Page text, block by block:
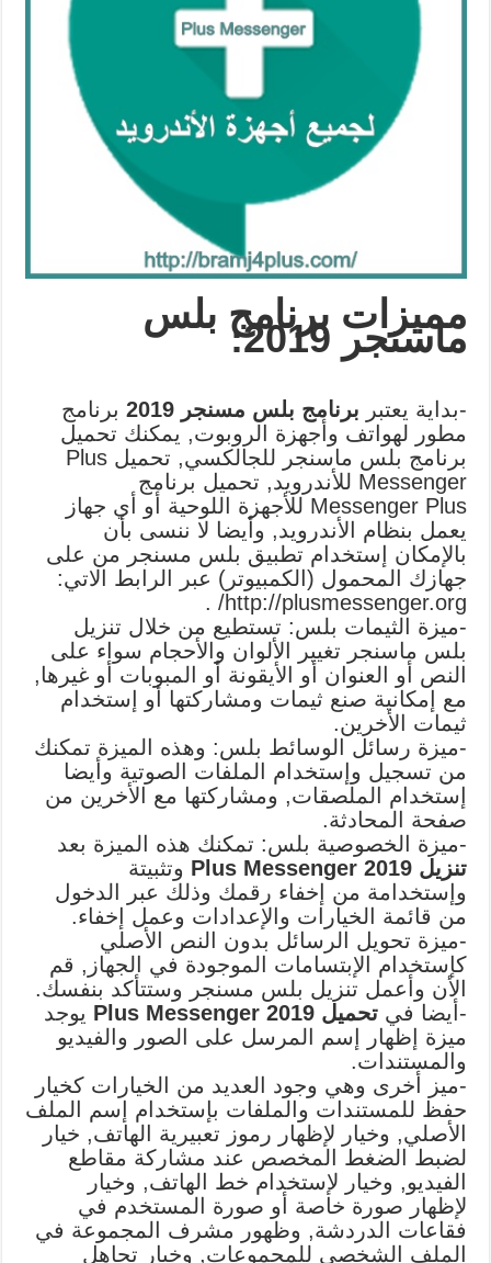
مميزات برنامج بلس
ماسنجر 2019:
-بداية يعتبر برنامج بلس مسنجر 2019
برنامج
مطور لهواتف وأجهزة الروبوت, يمكنك تحميل
برنامج بلس ماسنجر للجالكسي, تحميل Plus
Messenger للأندرويد, تحميل برنامج
Messenger Plus للأجهزة اللوحية أو أي جهاز
يعمل بنظام الأندرويد, وأيضا لا ننسى بأن
بالإمكان إستخدام تطبيق بلس مسنجر من على
جهازك المحمول (الكمبيوتر) عبر الرابط الاتي:
http://plusmessenger.org/ .
-ميزة الثيمات بلس: تستطيع من خلال تنزيل
بلس ماسنجر تغيير الألوان والأحجام سواء على
النص أو العنوان أو الأيقونة أو المبوبات أو غيرها,
مع إمكانية صنع ثيمات ومشاركتها أو إستخدام
ثيمات الأخرين.
-ميزة رسائل الوسائط بلس: وهذه الميزة تمكنك
من تسجيل وإستخدام الملفات الصوتية وأيضا
إستخدام الملصقات, ومشاركتها مع الأخرين من
صفحة المحادثة.
-ميزة الخصوصية بلس: تمكنك هذه الميزة بعد
تنزيل Plus Messenger 2019
وتثبيتة
وإستخدامة من إخفاء رقمك وذلك عبر الدخول
من قائمة الخيارات والإعدادات وعمل إخفاء.
-ميزة تحويل الرسائل بدون النص الأصلي
كإستخدام الإبتسامات الموجودة في الجهاز, قم
الأن وأعمل تنزيل بلس مسنجر وستتأكد بنفسك.
-أيضا فيتحميل Plus Messenger 2019
يوجد
ميزة إظهار إسم المرسل على الصور والفيديو
والمستندات.
-ميز أخرى وهي وجود العديد من الخيارات كخيار
حفظ للمستندات والملفات بإستخدام إسم الملف
الأصلي, وخيار لإظهار رموز تعبيرية الهاتف, خيار
لضبط الضغط المخصص عند مشاركة مقاطع
الفيديو, وخيار لإستخدام خط الهاتف, وخيار
لإظهار صورة خاصة أو صورة المستخدم في
فقاعات الدردشة, وظهور مشرف المجموعة في
الملف الشخصي للمجموعات, وخيار تجاهل